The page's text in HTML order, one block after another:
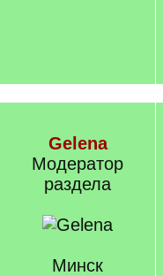
Gelena
Модератор
раздела
Минск